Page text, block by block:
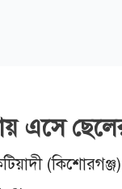
এসে
(কিশোরগঞ্জ)